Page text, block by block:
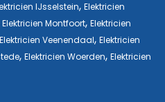
IJsselstein, Elektricien
Elektricien Montfoort, Elektricien
Elektricien Veenendaal, Elektricien
, Elektricien Woerden, Elektricien